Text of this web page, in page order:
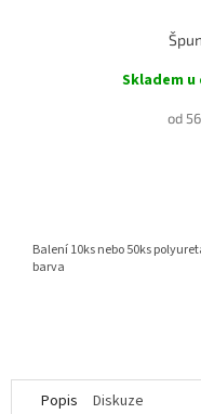
Skladem u
od
Balení 10ks nebo 50ks
barva
Popis Diskuze